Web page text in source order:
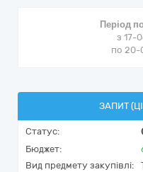
Період
з 17-
по 20-
ЗАПИТ
Статус:
Бюджет:
Вид предмету закупівлі: